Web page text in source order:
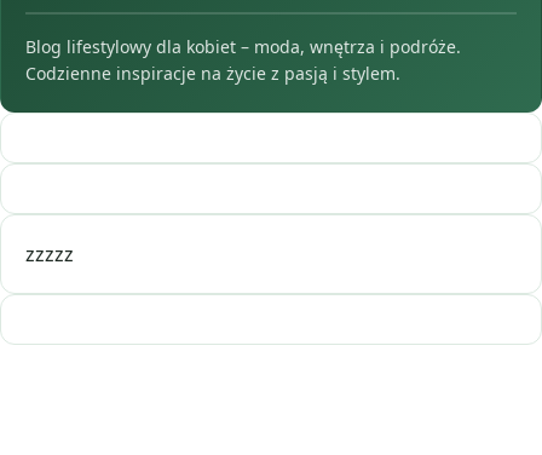
Blog lifestylowy dla kobiet – moda, wnętrza i podróże.
Codzienne inspiracje na życie z pasją i stylem.
zzzzz